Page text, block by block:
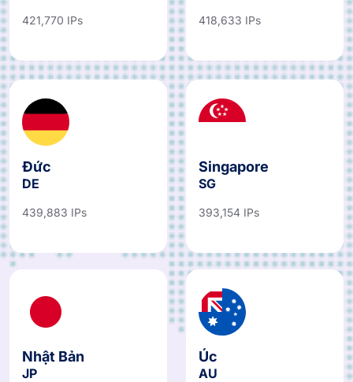
421,770 IPs 418,633 IPs
Đức
DE
439,883 IPs
Singapore
SG
393,154 IPs
Nhật Bản
JP
Úc
AU